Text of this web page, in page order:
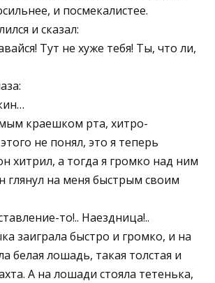
и посмекалистее.
и сказал:
Тут не хуже тебя! Ты, что ли,
краешком рта, хитро-
не понял, это я теперь
хитрил, а тогда я громко над ним
глянул на меня быстрым своим
то!.. Наездница!..
заиграла быстро и громко, и на
белая лошадь, такая толстая и
А на лошади стояла тетенька,